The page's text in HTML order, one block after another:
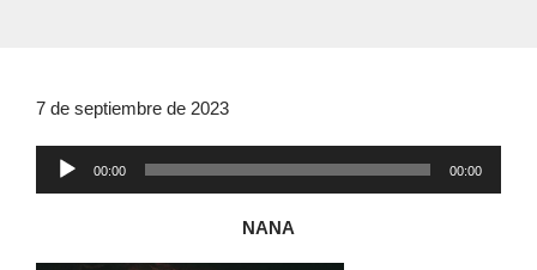
7 de septiembre de 2023
00:00 00:00
NANA